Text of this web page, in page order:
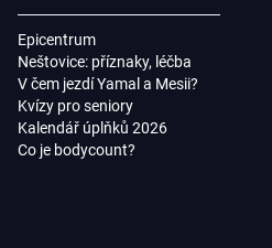
Epicentrum
Neštovice: příznaky, léčba
V čem jezdí Yamal a Mesii?
Kvízy pro seniory
Kalendář úplňků 2026
Co je bodycount?